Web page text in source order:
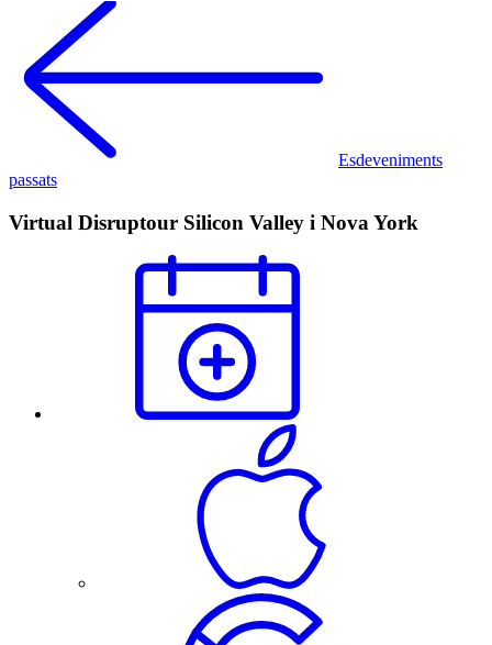
Esdeveniments
passats
Virtual Disruptour Silicon Valley i Nova York